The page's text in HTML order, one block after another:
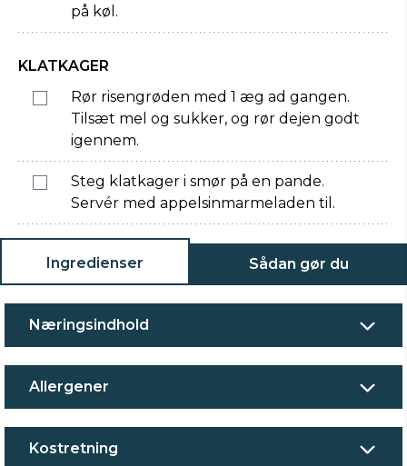
på køl.
KLATKAGER
Rør risengrøden med 1 æg ad gangen.
Tilsæt mel og sukker, og rør dejen godt
igennem.
Steg klatkager i smør på en pande.
Servér med appelsinmarmeladen til.
Ingredienser Sådan gør du
Næringsindhold
Allergener
Kostretning